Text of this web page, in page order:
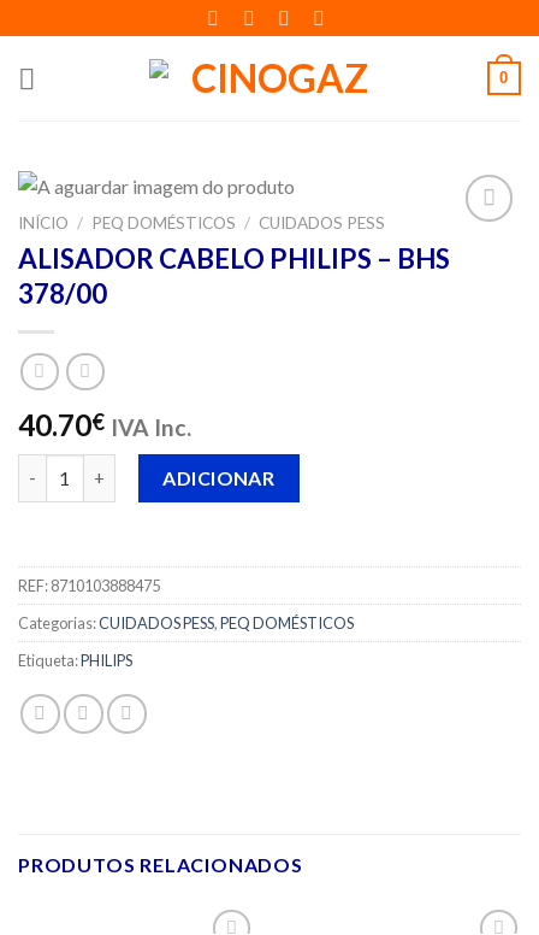
to
content
0
Adicionar
aos meus
INÍCIO / PEQ DOMÉSTICOS / CUIDADOS PESS
ALISADOR CABELO PHILIPS – BHS
378/00
40.70€ IVA Inc.
ADICIONAR
REF:8710103888475
Categorias:CUIDADOS PESS,PEQ DOMÉSTICOS
Etiqueta:PHILIPS
PRODUTOS RELACIONADOS